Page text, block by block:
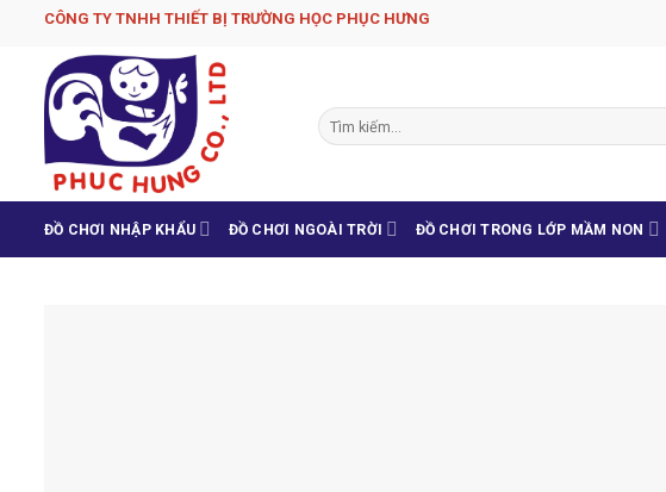
content
CÔNG TY TNHH THIẾT BỊ TRƯỜNG HỌC PHỤC H­ƯNG
Tìm
kiếm:
ĐỒ CHƠI NHẬP KHẨU ĐỒ CHƠI NGOÀI TRỜI ĐỒ CHƠI TRONG LỚP MẦM NON